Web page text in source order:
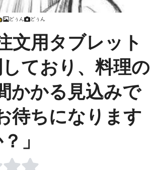
どぅん どぅん
文用タブレット
ており、料理の
かかる見込みで
待ちになります
」